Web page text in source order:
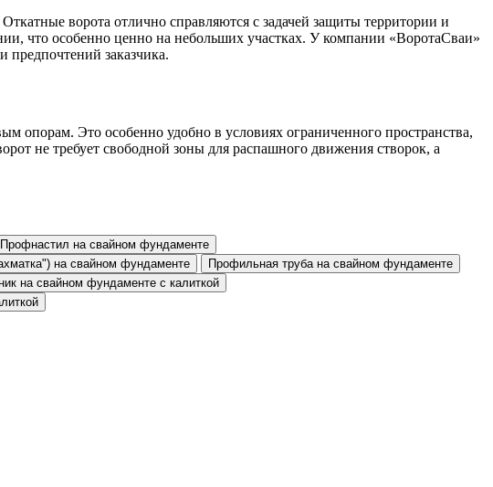
ворота отлично справляются с задачей защиты территории и
что особенно ценно на небольших участках. У компании «ВоротаСваи»
заказчика.
опорам. Это особенно удобно в условиях ограниченного пространства,
не требует свободной зоны для распашного движения створок, а
Профнастил на свайном фундаменте
на свайном фундаменте
Профильная труба на свайном фундаменте
на свайном фундаменте с калиткой